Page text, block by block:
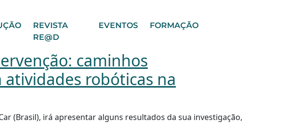
REVISTA
RE@D
EVENTOS FORMAÇÃO
caminhos
robóticas na
(Brasil), irá apresentar alguns resultados da sua investigação,